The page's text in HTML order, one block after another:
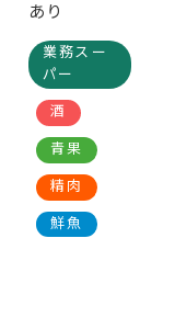
あり
業務スー
パー
酒
青果
精肉
鮮魚